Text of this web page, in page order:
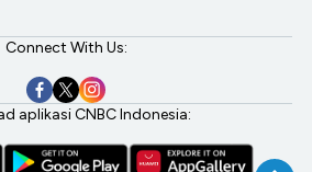
Connect With Us:
aplikasi CNBC Indonesia: